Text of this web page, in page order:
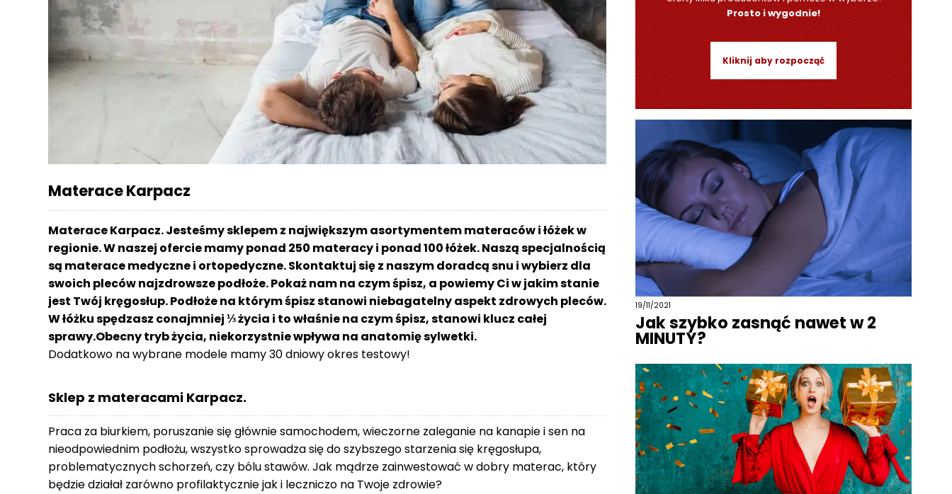
Materace Karpacz
Materace Karpacz. Jesteśmy sklepem z największym asortymentem materaców i łóżek w
regionie. W naszej ofercie mamy ponad 250 materacy i ponad 100 łóżek. Naszą specjalnością
są materace medyczne i ortopedyczne. Skontaktuj się z naszym doradcą snu i wybierz dla
swoich pleców najzdrowsze podłoże. Pokaż nam na czym śpisz, a powiemy Ci w jakim stanie
jest Twój kręgosłup. Podłoże na którym śpisz stanowi niebagatelny aspekt zdrowych pleców.
W łóżku spędzasz conajmniej ⅓ życia i to właśnie na czym śpisz, stanowi klucz całej
sprawy.Obecny tryb życia, niekorzystnie wpływa na anatomię sylwetki.
Dodatkowo na wybrane modele mamy 30 dniowy okres testowy!
Sklep z materacami Karpacz.
Praca za biurkiem, poruszanie się głównie samochodem, wieczorne zaleganie na kanapie i sen na
nieodpowiednim podłożu, wszystko sprowadza się do szybszego starzenia się kręgosłupa,
problematycznych schorzeń, czy bólu stawów. Jak mądrze zainwestować w dobry materac, który
będzie działał zarówno profilaktycznie jak i leczniczo na Twoje zdrowie?
Prosto i wygodnie!
Kliknij aby rozpocząć
19/11/2021
Jak szybko zasnąć nawet w 2
MINUTY?